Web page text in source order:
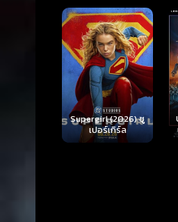
Masters of the
Universe (2026)
นักรบเจ้าจักรวาล